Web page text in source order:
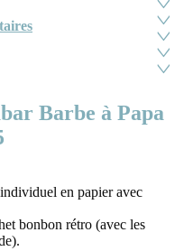
Barbe à Papa
en papier avec
bonbon rétro (avec les